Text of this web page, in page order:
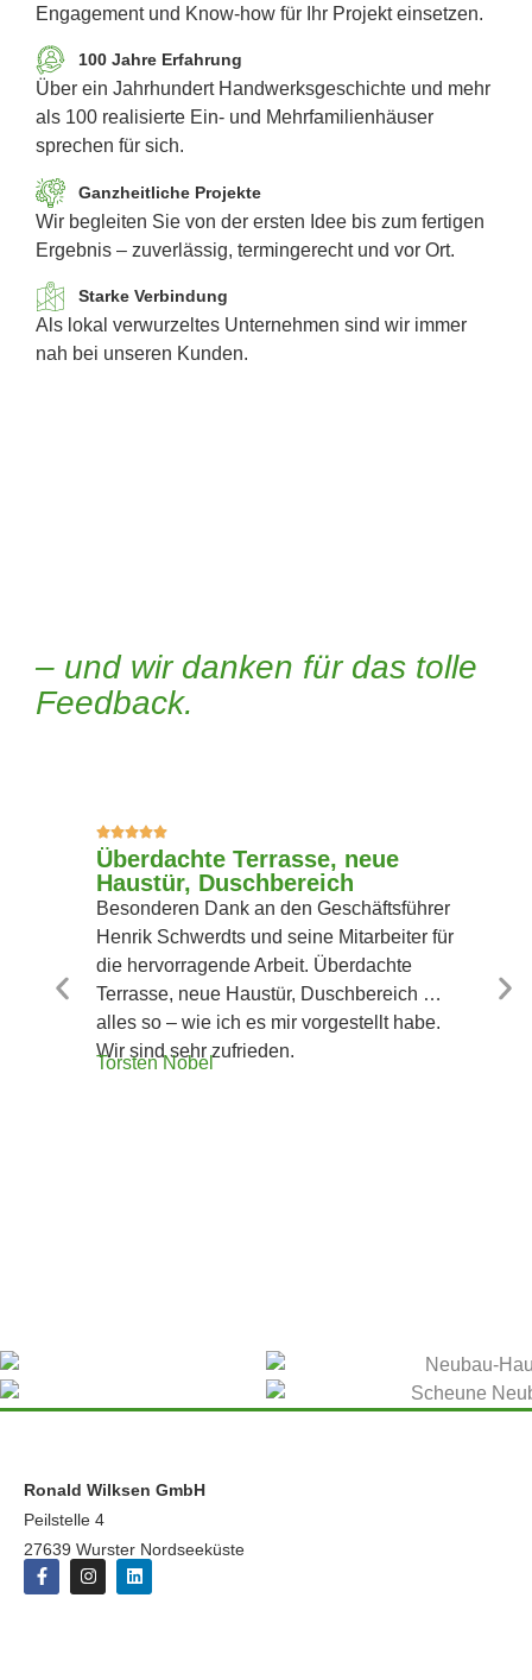
Engagement und Know-how für Ihr Projekt einsetzen.
100 Jahre Erfahrung
Über ein Jahrhundert Handwerksgeschichte und mehr
als 100 realisierte Ein- und Mehrfamilienhäuser
sprechen für sich.
Ganzheitliche Projekte
Wir begleiten Sie von der ersten Idee bis zum fertigen
Ergebnis – zuverlässig, termingerecht und vor Ort.
Starke Verbindung
Als lokal verwurzeltes Unternehmen sind wir immer
nah bei unseren Kunden.
– und wir danken für das tolle
Feedback.
Überdachte Terrasse, neue
Haustür, Duschbereich
Besonderen Dank an den Geschäftsführer
Henrik Schwerdts und seine Mitarbeiter für
die hervorragende Arbeit. Überdachte
Terrasse, neue Haustür, Duschbereich …
alles so – wie ich es mir vorgestellt habe.
Wir sind sehr zufrieden.
Torsten Nobel
Ronald Wilksen GmbH
Peilstelle 4
27639 Wurster Nordseeküste